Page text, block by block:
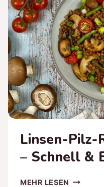
Linsen-Pilz-
– Schnell &
MEHR LESEN LINSEN-